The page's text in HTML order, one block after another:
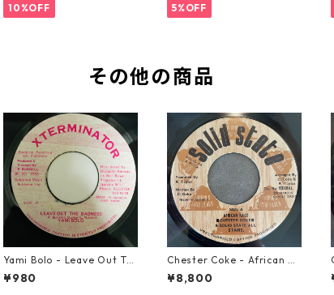
10%OFF 5%OFF
その他の商品
Yami Bolo - Leave Out Th
e Badness 【7-10916】
¥980
Chester Coke - African Ra
ce【7-21819】
¥8,800